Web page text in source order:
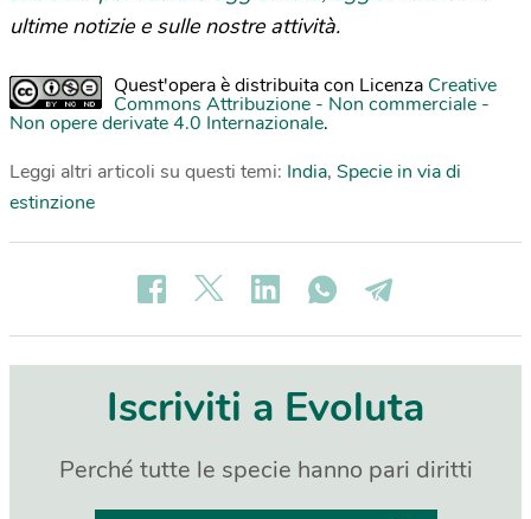
ultime notizie e sulle nostre attività.
Quest'opera è distribuita con Licenza Creative
Commons Attribuzione - Non commerciale -
Non opere derivate 4.0 Internazionale.
Leggi altri articoli su questi temi: India, Specie in via di
estinzione
Iscriviti a Evoluta
Perché tutte le specie hanno pari diritti